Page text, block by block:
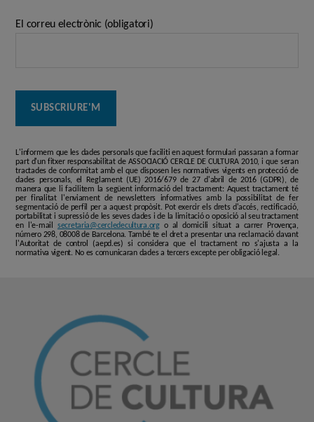
El correu electrònic (obligatori)
L'informem que les dades personals que faciliti en aquest formulari passaran a formar
part d'un fitxer responsabilitat de ASSOCIACIÓ CERCLE DE CULTURA 2010, i que seran
tractades de conformitat amb el que disposen les normatives vigents en protecció de
dades personals, el Reglament (UE) 2016/679 de 27 d'abril de 2016 (GDPR), de
manera que li facilitem la següent informació del tractament: Aquest tractament té
per finalitat l'enviament de newsletters informatives amb la possibilitat de fer
segmentació de perfil per a aquest propòsit. Pot exercir els drets d'accés, rectificació,
portabilitat i supressió de les seves dades i de la limitació o oposició al seu tractament
en l'e-mail secretaria@cercledecultura.orgo al domicili situat a carrer Provença,
número 298, 08008 de Barcelona. També te el dret a presentar una reclamació davant
l'Autoritat de control (aepd.es) si considera que el tractament no s'ajusta a la
normativa vigent. No es comunicaran dades a tercers excepte per obligació legal.